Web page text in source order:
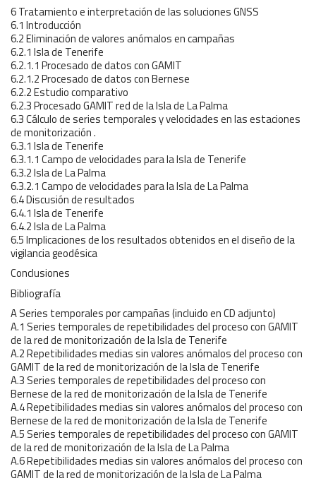
6 Tratamiento e interpretación de las soluciones GNSS
6.1 Introducción
6.2 Eliminación de valores anómalos en campañas
6.2.1 Isla de Tenerife
6.2.1.1 Procesado de datos con GAMIT
6.2.1.2 Procesado de datos con Bernese
6.2.2 Estudio comparativo
6.2.3 Procesado GAMIT red de la Isla de La Palma
6.3 Cálculo de series temporales y velocidades en las estaciones
de monitorización .
6.3.1 Isla de Tenerife
6.3.1.1 Campo de velocidades para la Isla de Tenerife
6.3.2 Isla de La Palma
6.3.2.1 Campo de velocidades para la Isla de La Palma
6.4 Discusión de resultados
6.4.1 Isla de Tenerife
6.4.2 Isla de La Palma
6.5 Implicaciones de los resultados obtenidos en el diseño de la
vigilancia geodésica
Conclusiones
Bibliografía
A Series temporales por campañas (incluido en CD adjunto)
A.1 Series temporales de repetibilidades del proceso con GAMIT
de la red de monitorización de la Isla de Tenerife
A.2 Repetibilidades medias sin valores anómalos del proceso con
GAMIT de la red de monitorización de la Isla de Tenerife
A.3 Series temporales de repetibilidades del proceso con
Bernese de la red de monitorización de la Isla de Tenerife
A.4 Repetibilidades medias sin valores anómalos del proceso con
Bernese de la red de monitorización de la Isla de Tenerife
A.5 Series temporales de repetibilidades del proceso con GAMIT
de la red de monitorización de la Isla de La Palma
A.6 Repetibilidades medias sin valores anómalos del proceso con
GAMIT de la red de monitorización de la Isla de La Palma